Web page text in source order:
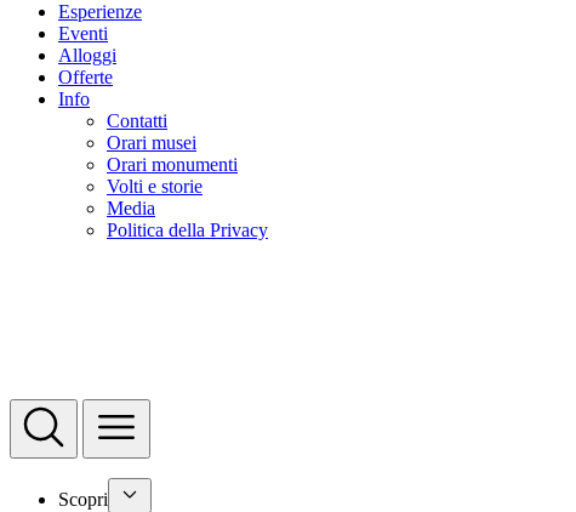
Esperienze
Eventi
Alloggi
Offerte
Info
Contatti
Orari musei
Orari monumenti
Volti e storie
Media
Politica della Privacy
Scopri